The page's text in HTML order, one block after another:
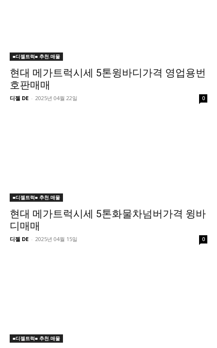
■디젤트럭■ 추천.매물
현대 메가트럭시세 5톤윙바디가격 영업용번
호판매매
디젤 DE - 2025년 04월 22일 0
■디젤트럭■ 추천.매물
현대 메가트럭시세 5톤화물차넘버가격 윙바
디매매
디젤 DE - 2025년 04월 15일 0
■디젤트럭■ 추천.매물